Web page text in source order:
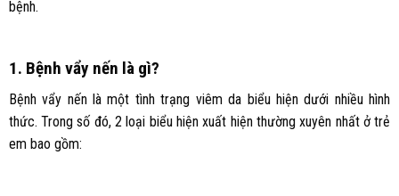
bệnh.
1. Bệnh vẩy nến là gì?
Bệnh vẩy nến là một tình trạng viêm da biểu hiện dưới nhiều hình
thức. Trong số đó, 2 loại biểu hiện xuất hiện thường xuyên nhất ở trẻ
em bao gồm: